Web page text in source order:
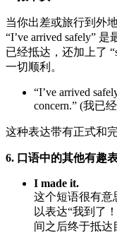
当你出差或旅行到外
“I’ve arrived safely”
已经抵达，还加上了
一切顺利。
“I’ve arrived
concern.” (我已
这种表达带有正式和
6. 口语中的其他有趣
I made it.
这个短语很有意
以表达“我到了
间之后终于抵达